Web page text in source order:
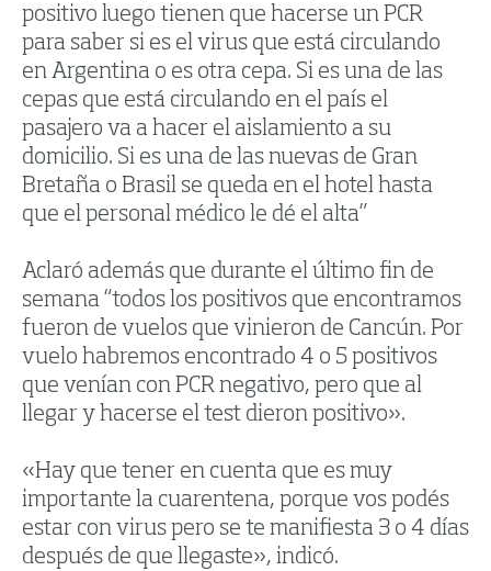
positivo luego tienen que hacerse un PCR
para saber si es el virus que está circulando
en Argentina o es otra cepa. Si es una de las
cepas que está circulando en el país el
pasajero va a hacer el aislamiento a su
domicilio. Si es una de las nuevas de Gran
Bretaña o Brasil se queda en el hotel hasta
que el personal médico le dé el alta”
Aclaró además que durante el último fin de
semana “todos los positivos que encontramos
fueron de vuelos que vinieron de Cancún. Por
vuelo habremos encontrado 4 o 5 positivos
que venían con PCR negativo, pero que al
llegar y hacerse el test dieron positivo».
«Hay que tener en cuenta que es muy
importante la cuarentena, porque vos podés
estar con virus pero se te manifiesta 3 o 4 días
después de que llegaste», indicó.